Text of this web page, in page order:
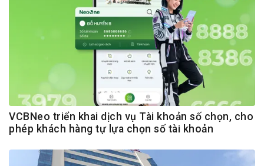
VCBNeo triển khai dịch vụ Tài khoản số chọn, cho
phép khách hàng tự lựa chọn số tài khoản